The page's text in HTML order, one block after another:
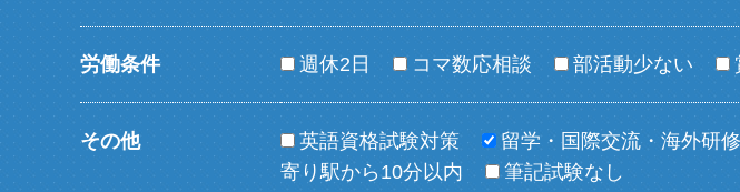
労働条件 週休2日 コマ数応相談 部活動少ない
その他 英語資格試験対策 留学・国際交流・海外研修
寄り駅から10分以内
筆記試験なし